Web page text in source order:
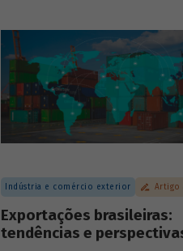
influenciar na expansão dos
e do acesso da população aos
Indústria e comércio exterior Artigo
Exportações brasileiras:
tendências e